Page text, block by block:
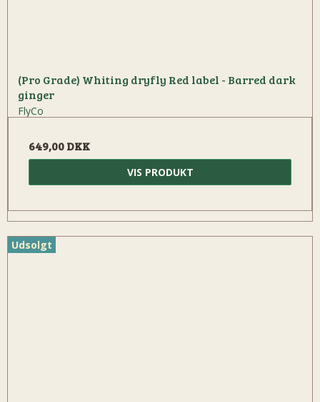
(Pro Grade) Whiting dryfly Red label - Barred dark
ginger
FlyCo
649,00 DKK
VIS PRODUKT
Udsolgt